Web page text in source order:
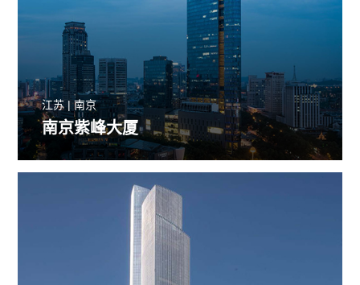
江苏 | 南京
南京紫峰大厦